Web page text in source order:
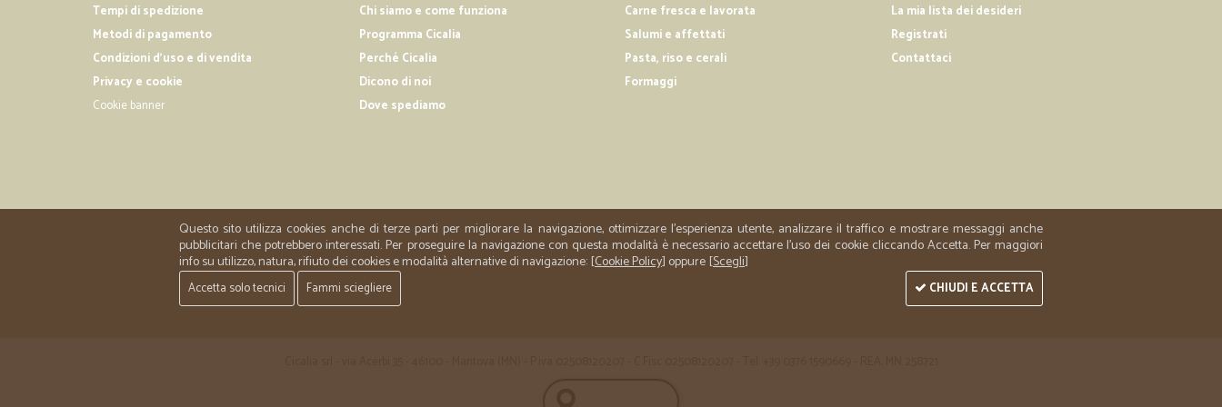
Primo ordine, cinsr
Veloci!!
Tempi di spedizione
Metodi di pagamento
Condizioni d'uso e di vendita
Privacy e cookie
Cookie banner
Chi siamo e come funziona
Programma Cicalia
Perché Cicalia
Dicono di noi
Dove spediamo
Carne fresca e lavorata
Salumi e affettati
Pasta, riso e cerali
Formaggi
La mia lista dei desideri
Registrati
Contattaci
Questo sito utilizza cookies anche di terze parti per migliorare la navigazione, ottimizzare l'esperienza utente, analizzare il traffico e mostrare messaggi anche
pubblicitari che potrebbero interessati. Per proseguire la navigazione con questa modalità è necessario accettare l'uso dei cookie cliccando Accetta. Per maggiori
info su utilizzo, natura, rifiuto dei cookies e modalità alternative di navigazione: [Cookie Policy] oppure [Scegli]
Accetta solo tecnici Fammi sciegliere CHIUDI E ACCETTA